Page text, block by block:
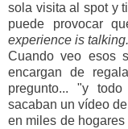
sola visita al spot y
puede provocar
experience is talking.
Cuando veo esos
encargan de
pregunto... "y
sacaban un vídeo
en miles de